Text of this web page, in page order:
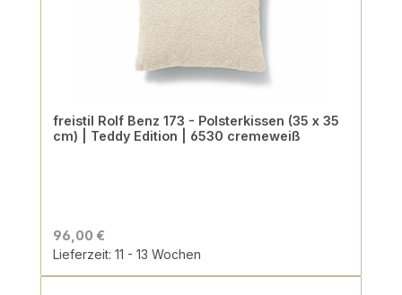
freistil Rolf Benz 173 - Polsterkissen (35 x 35
cm) | Teddy Edition | 6530 cremeweiß
96,00 €
Lieferzeit: 11 - 13 Wochen